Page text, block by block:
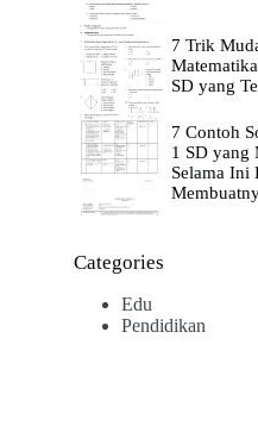
7 Trik
SD yang
7 Contoh
1 SD yang
Selama Ini
Categories
Edu
Pendidikan